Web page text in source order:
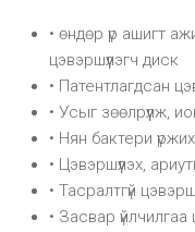
• өндөр үр ашигт
цэвэршүүлэгч диск
• Патентлагдсан
• Усыг зөөлрүүлж,
• Нян бактери
• Цэвэршүүлэх,
• Тасралтгүй
• Засвар үйлчилгаа